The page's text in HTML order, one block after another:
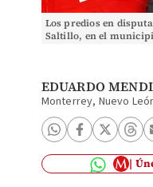
Los predios en
Saltillo, en el
EDUARDO
Monterrey, Nuevo